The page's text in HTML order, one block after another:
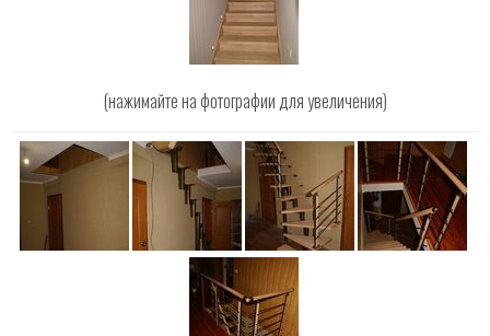
(нажимайте на фотографии для увеличения)